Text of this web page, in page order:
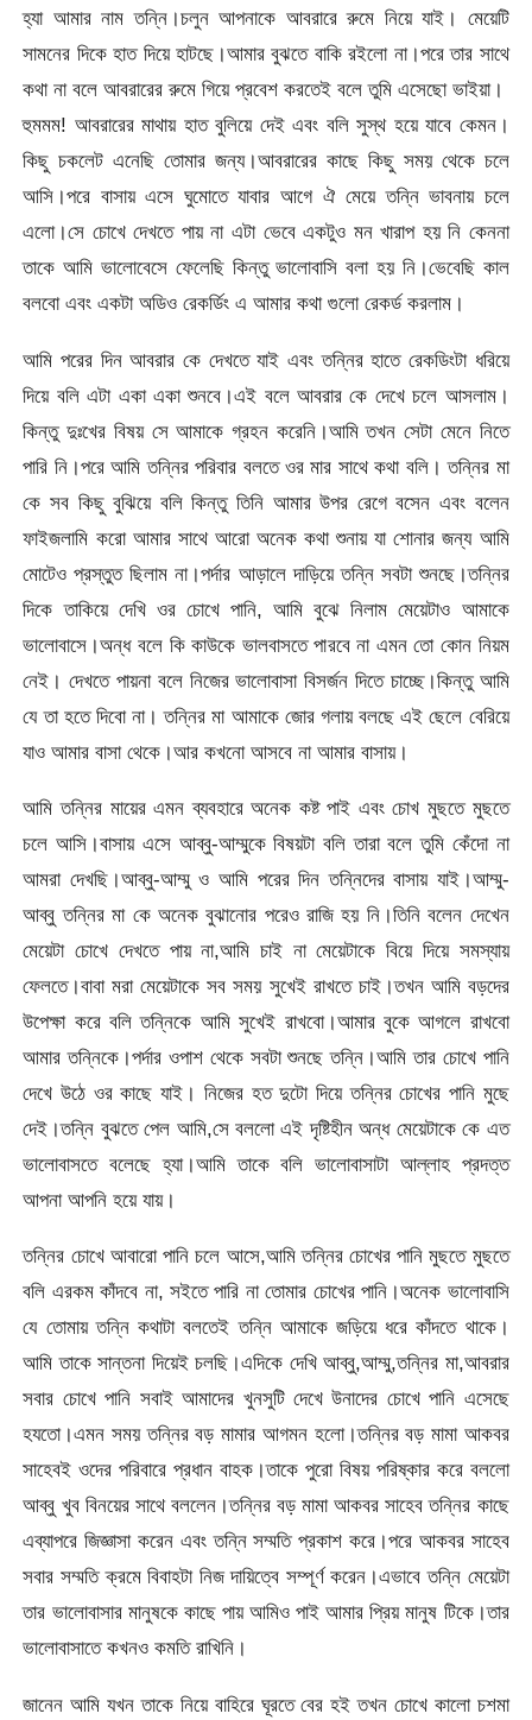
হ্যা আমার নাম তন্নি।চলুন আপনাকে আবরারে রুমে নিয়ে যাই। মেয়েটি
সামনের দিকে হাত দিয়ে হাটছে।আমার বুঝতে বাকি রইলো না।পরে তার সাথে
কথা না বলে আবরারের রুমে গিয়ে প্রবেশ করতেই বলে তুমি এসেছো ভাইয়া।
হুমমম! আবরারের মাথায় হাত বুলিয়ে দেই এবং বলি সুস্থ হয়ে যাবে কেমন।
কিছু চকলেট এনেছি তোমার জন্য।আবরারের কাছে কিছু সময় থেকে চলে
আসি।পরে বাসায় এসে ঘুমোতে যাবার আগে ঐ মেয়ে তন্নি ভাবনায় চলে
এলো।সে চোখে দেখতে পায় না এটা ভেবে একটুও মন খারাপ হয় নি কেননা
তাকে আমি ভালোবেসে ফেলেছি কিন্তু ভালোবাসি বলা হয় নি।ভেবেছি কাল
বলবো এবং একটা অডিও রেকর্ডিং এ আমার কথা গুলো রেকর্ড করলাম।
আমি পরের দিন আবরার কে দেখতে যাই এবং তন্নির হাতে রেকডিংটা ধরিয়ে
দিয়ে বলি এটা একা একা শুনবে।এই বলে আবরার কে দেখে চলে আসলাম।
কিন্তু দুঃখের বিষয় সে আমাকে গ্রহন করেনি।আমি তখন সেটা মেনে নিতে
পারি নি।পরে আমি তন্নির পরিবার বলতে ওর মার সাথে কথা বলি। তন্নির মা
কে সব কিছু বুঝিয়ে বলি কিন্তু তিনি আমার উপর রেগে বসেন এবং বলেন
ফাইজলামি করো আমার সাথে আরো অনেক কথা শুনায় যা শোনার জন্য আমি
মোটেও প্রস্তুত ছিলাম না।পর্দার আড়ালে দাড়িয়ে তন্নি সবটা শুনছে।তন্নির
দিকে তাকিয়ে দেখি ওর চোখে পানি, আমি বুঝে নিলাম মেয়েটাও আমাকে
ভালোবাসে।অন্ধ বলে কি কাউকে ভালবাসতে পারবে না এমন তো কোন নিয়ম
নেই। দেখতে পায়না বলে নিজের ভালোবাসা বিসর্জন দিতে চাচ্ছে।কিন্তু আমি
যে তা হতে দিবো না। তন্নির মা আমাকে জোর গলায় বলছে এই ছেলে বেরিয়ে
যাও আমার বাসা থেকে।আর কখনো আসবে না আমার বাসায়।
আমি তন্নির মায়ের এমন ব্যবহারে অনেক কষ্ট পাই এবং চোখ মুছতে মুছতে
চলে আসি।বাসায় এসে আব্বু-আম্মুকে বিষয়টা বলি তারা বলে তুমি কেঁদো না
আমরা দেখছি।আব্বু-আম্মু ও আমি পরের দিন তন্নিদের বাসায় যাই।আম্মু-
আব্বু তন্নির মা কে অনেক বুঝানোর পরেও রাজি হয় নি।তিনি বলেন দেখেন
মেয়েটা চোখে দেখতে পায় না,আমি চাই না মেয়েটাকে বিয়ে দিয়ে সমস্যায়
ফেলতে।বাবা মরা মেয়েটাকে সব সময় সুখেই রাখতে চাই।তখন আমি বড়দের
উপেক্ষা করে বলি তন্নিকে আমি সুখেই রাখবো।আমার বুকে আগলে রাখবো
আমার তন্নিকে।পর্দার ওপাশ থেকে সবটা শুনছে তন্নি।আমি তার চোখে পানি
দেখে উঠে ওর কাছে যাই। নিজের হত দুটো দিয়ে তন্নির চোখের পানি মুছে
দেই।তন্নি বুঝতে পেল আমি,সে বললো এই দৃষ্টিহীন অন্ধ মেয়েটাকে কে এত
ভালোবাসতে বলেছে হ্যা।আমি তাকে বলি ভালোবাসাটা আল্লাহ প্রদত্ত
আপনা আপনি হয়ে যায়।
তন্নির চোখে আবারো পানি চলে আসে,আমি তন্নির চোখের পানি মুছতে মুছতে
বলি এরকম কাঁদবে না, সইতে পারি না তোমার চোখের পানি।অনেক ভালোবাসি
যে তোমায় তন্নি কথাটা বলতেই তন্নি আমাকে জড়িয়ে ধরে কাঁদতে থাকে।
আমি তাকে সান্তনা দিয়েই চলছি।এদিকে দেখি আব্বু,আম্মু,তন্নির মা,আবরার
সবার চোখে পানি সবাই আমাদের খুনসুটি দেখে উনাদের চোখে পানি এসেছে
হযতো।এমন সময় তন্নির বড় মামার আগমন হলো।তন্নির বড় মামা আকবর
সাহেবই ওদের পরিবারে প্রধান বাহক।তাকে পুরো বিষয় পরিষ্কার করে বললো
আব্বু খুব বিনয়ের সাথে বললেন।তন্নির বড় মামা আকবর সাহেব তন্নির কাছে
এব্যাপরে জিজ্ঞাসা করেন এবং তন্নি সম্মতি প্রকাশ করে।পরে আকবর সাহেব
সবার সম্মতি ক্রমে বিবাহটা নিজ দায়িত্বে সম্পূর্ণ করেন।এভাবে তন্নি মেয়েটা
তার ভালোবাসার মানুষকে কাছে পায় আমিও পাই আমার প্রিয় মানুষ টিকে।তার
ভালোবাসাতে কখনও কমতি রাখিনি।
জানেন আমি যখন তাকে নিয়ে বাহিরে ঘূরতে বের হই তখন চোখে কালো চশমা